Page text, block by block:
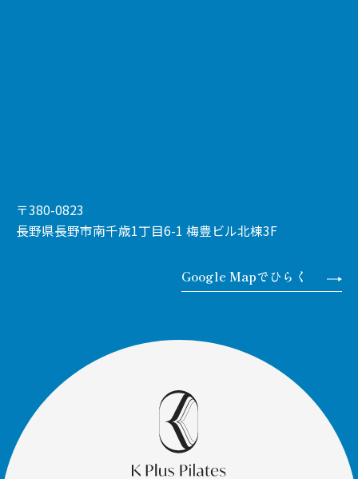
〒380-0823
長野県長野市南千歳1丁目6-1 梅豊ビル北棟3F
Google Mapでひらく